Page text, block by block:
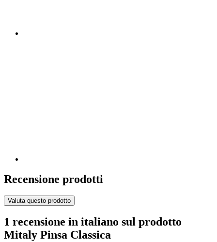
Recensione prodotti
Valuta questo prodotto
1 recensione in italiano sul prodotto
Mitaly Pinsa Classica